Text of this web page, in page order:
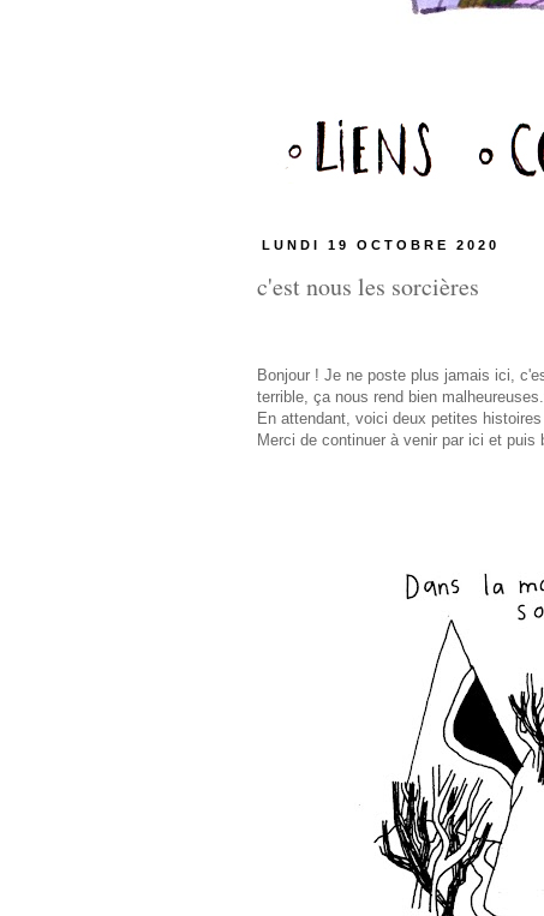
LUNDI 19 OCTOBRE 2020
c'est nous les sorcières
Bonjour ! Je ne poste plus jamais ici,
terrible, ça nous rend bien
En attendant, voici deux petites
Merci de continuer à venir par ici et puis